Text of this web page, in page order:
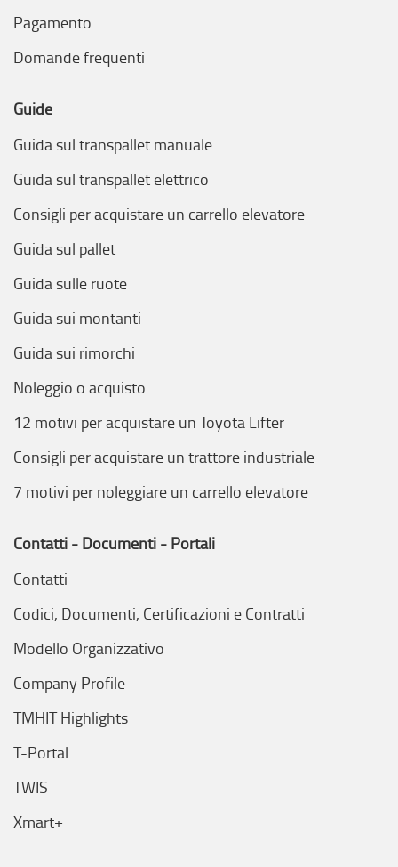
Pagamento
Domande frequenti
Guide
Guida sul transpallet manuale
Guida sul transpallet elettrico
Consigli per acquistare un carrello elevatore
Guida sul pallet
Guida sulle ruote
Guida sui montanti
Guida sui rimorchi
Noleggio o acquisto
12 motivi per acquistare un Toyota Lifter
Consigli per acquistare un trattore industriale
7 motivi per noleggiare un carrello elevatore
Contatti - Documenti - Portali
Contatti
Codici, Documenti, Certificazioni e Contratti
Modello Organizzativo
Company Profile
TMHIT Highlights
T-Portal
TWIS
Xmart+